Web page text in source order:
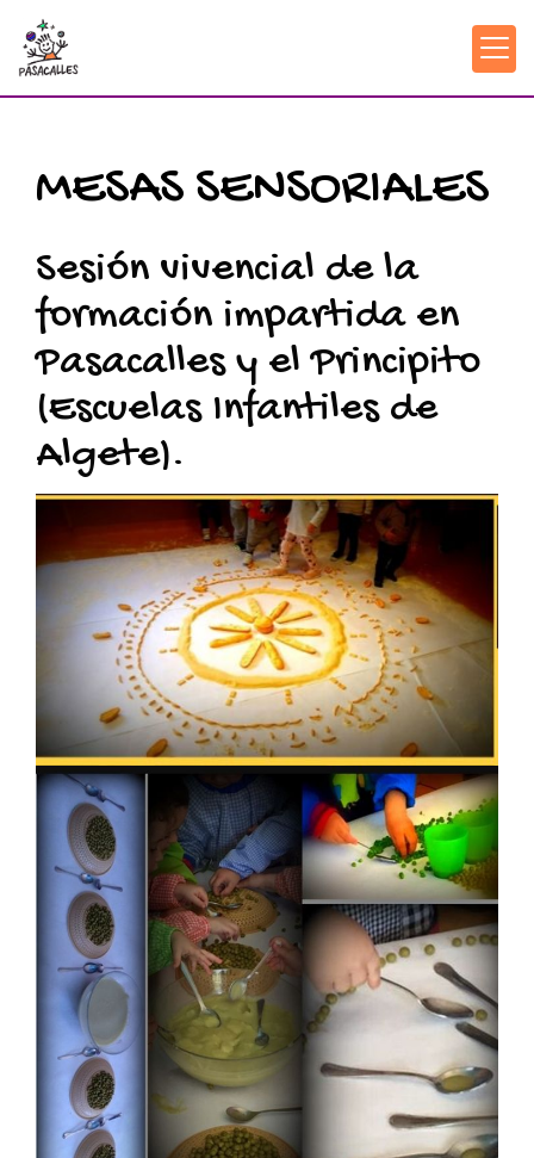
MESAS SENSORIALES
Sesión vivencial de la
formación impartida en
Pasacalles y el Principito
(Escuelas Infantiles de
Algete).